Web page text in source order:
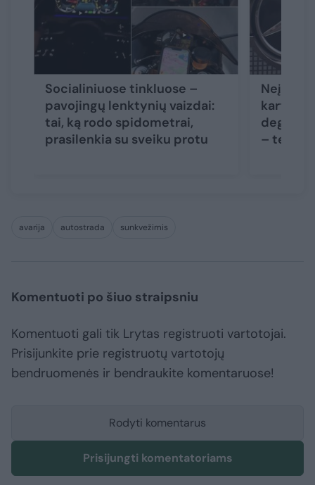
Socialiniuose tinkluose –
pavojingų lenktynių vaizdai:
tai, ką rodo spidometrai,
prasilenkia su sveiku protu
karto du
–
avarija autostrada sunkvežimis
Komentuoti po šiuo straipsniu
Komentuoti gali tik Lrytas registruoti vartotojai.
Prisijunkite prie registruotų vartotojų
bendruomenės ir bendraukite komentaruose!
Rodyti komentarus
Prisijungti komentatoriams